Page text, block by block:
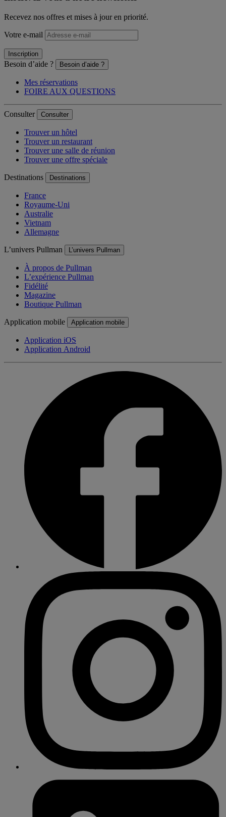
Recevez nos offres et mises à jour en priorité.
Votre e-mail
Inscription
Besoin d’aide ? Besoin d’aide ?
Mes réservations
FOIRE AUX QUESTIONS
Consulter Consulter
Trouver un hôtel
Trouver un restaurant
Trouver une salle de réunion
Trouver une offre spéciale
Destinations Destinations
France
Royaume-Uni
Australie
Vietnam
Allemagne
L’univers Pullman L’univers Pullman
À propos de Pullman
L’expérience Pullman
Fidélité
Magazine
Boutique Pullman
Application mobile Application mobile
Application iOS
Application Android